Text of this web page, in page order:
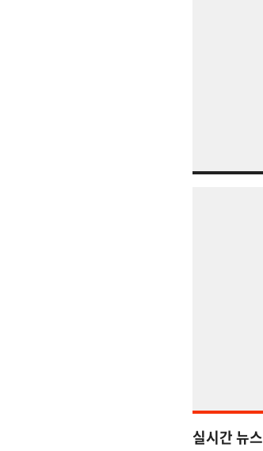
실시간 뉴스